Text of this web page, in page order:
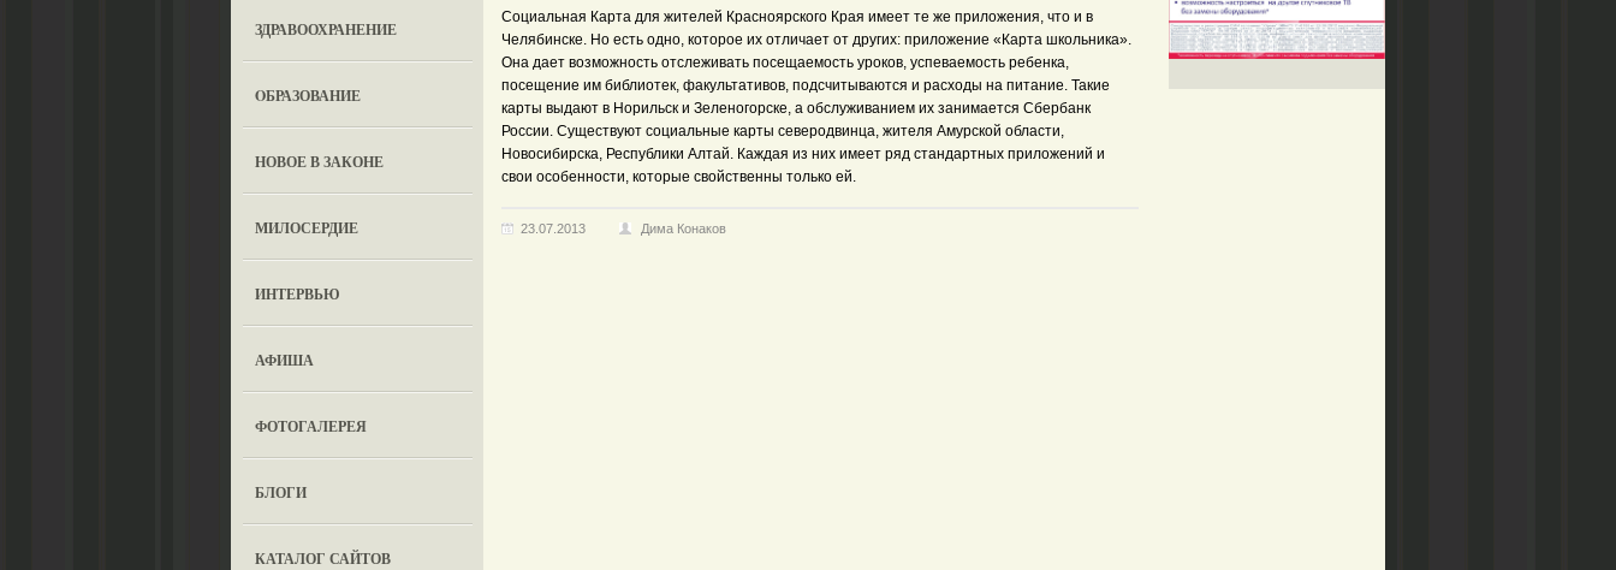
ЗДРАВООХРАНЕНИЕ
OБРАЗОВАНИЕ
НОВОЕ В ЗАКОНЕ
МИЛОСЕРДИЕ
ИНТЕРВЬЮ
АФИША
ФОТОГАЛЕРЕЯ
БЛОГИ
КАТАЛОГ САЙТОВ
Социальная Карта для жителей Красноярского Края имеет те же приложения, что и в
Челябинске. Но есть одно, которое их отличает от других: приложение «Карта школьника».
Она дает возможность отслеживать посещаемость уроков, успеваемость ребенка,
посещение им библиотек, факультативов, подсчитываются и расходы на питание. Такие
карты выдают в Норильск и Зеленогорске, а обслуживанием их занимается Сбербанк
России. Существуют социальные карты северодвинца, жителя Амурской области,
Новосибирска, Республики Алтай. Каждая из них имеет ряд стандартных приложений и
свои особенности, которые свойственны только ей.
23.07.2013 Дима Конаков